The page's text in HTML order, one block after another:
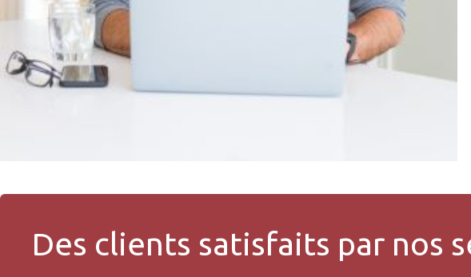
Des clients satisfaits par nos